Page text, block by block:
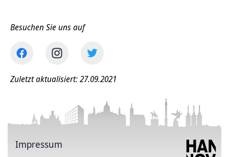
Besuchen Sie uns auf
Zuletzt aktualisiert: 27.09.2021
Impressum